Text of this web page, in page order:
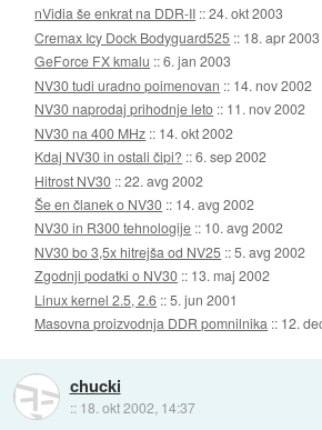
nVidia še enkrat na DDR-II ::24. okt 2003
Cremax Icy Dock Bodyguard525 :: 18. apr 2003
GeForce FX kmalu ::6. jan 2003
NV30 tudi uradno poimenovan :: 14. nov 2002
NV30 naprodaj prihodnje leto :: 11. nov 2002
NV30 na 400 MHz :: 14. okt 2002
Kdaj NV30 in ostali čipi? ::6. sep 2002
Hitrost NV30 ::22. avg 2002
Še en članek o NV30 :: 14. avg 2002
NV30 in R300 tehnologije :: 10. avg 2002
NV30 bo 3,5x hitrejša od NV25 ::5. avg 2002
Zgodnji podatki o NV30 :: 13. maj 2002
Linux kernel 2.5, 2.6 ::5. jun 2001
Masovna proizvodnja DDR pomnilnika :: 12.
chucki
:: 18. okt 2002, 14:37